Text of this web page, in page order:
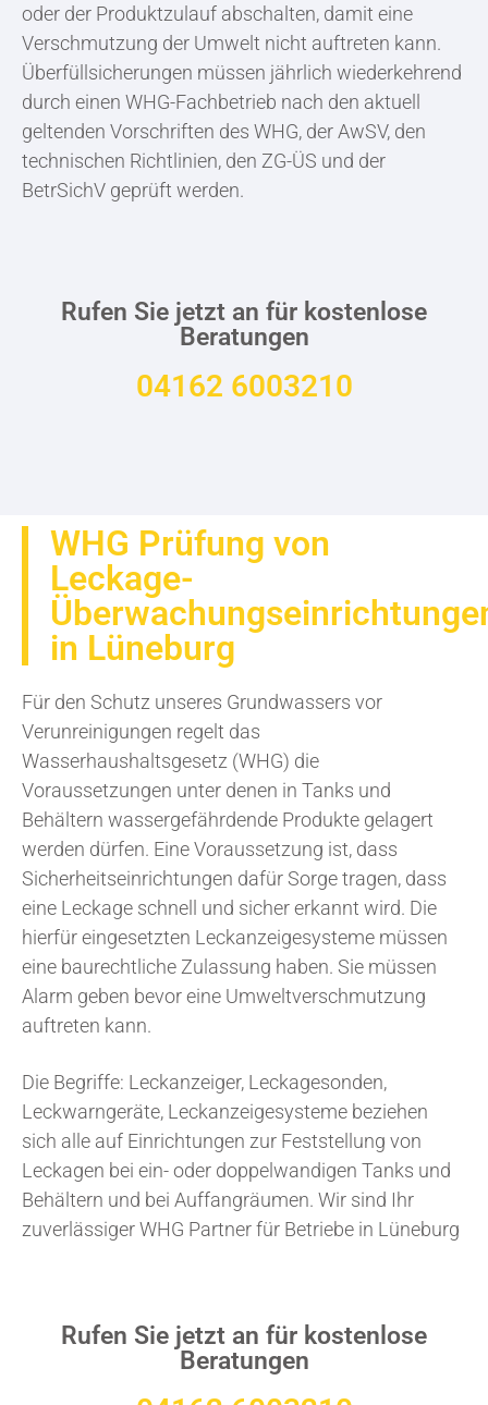
oder der Produktzulauf abschalten, damit eine
Verschmutzung der Umwelt nicht auftreten kann.
Überfüllsicherungen müssen jährlich wiederkehrend
durch einen WHG-Fachbetrieb nach den aktuell
geltenden Vorschriften des WHG, der AwSV, den
technischen Richtlinien, den ZG-ÜS und der
BetrSichV geprüft werden.
Rufen Sie jetzt an für kostenlose
Beratungen
04162 6003210
WHG Prüfung von
Leckage-
in Lüneburg
Für den Schutz unseres Grundwassers vor
Verunreinigungen regelt das
Wasserhaushaltsgesetz (WHG) die
Voraussetzungen unter denen in Tanks und
Behältern wassergefährdende Produkte gelagert
werden dürfen. Eine Voraussetzung ist, dass
Sicherheitseinrichtungen dafür Sorge tragen, dass
eine Leckage schnell und sicher erkannt wird. Die
hierfür eingesetzten Leckanzeigesysteme müssen
eine baurechtliche Zulassung haben. Sie müssen
Alarm geben bevor eine Umweltverschmutzung
auftreten kann.
Die Begriffe: Leckanzeiger, Leckagesonden,
Leckwarngeräte, Leckanzeigesysteme beziehen
sich alle auf Einrichtungen zur Feststellung von
Leckagen bei ein- oder doppelwandigen Tanks und
Behältern und bei Auffangräumen. Wir sind Ihr
zuverlässiger WHG Partner für Betriebe in Lüneburg
Rufen Sie jetzt an für kostenlose
Beratungen